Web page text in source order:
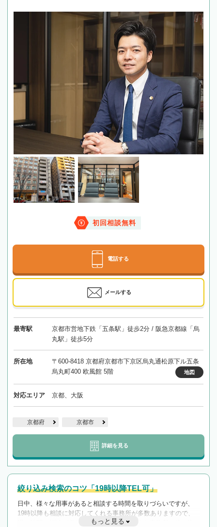
初回相談無料
電話する
メールする
最寄駅
京都市営地下鉄「五条駅」徒歩2分 / 阪急京都線「烏
丸駅」徒歩5分
所在地
〒600-8418 京都府京都市下京区烏丸通松原下ル五条
烏丸町400 欧風館 5階
地図
対応エリア 京都、大阪
京都府 京都市
詳細を見る
絞り込み検索のコツ「19時以降TEL可」
日中、様々な用事があると相談する時間を取りづらいですが、
19時以降も相談に対応してくれる事務所が多数ありますので、
遅い時間の相談が増えそうな場合はそのような事務所に絞り込
もっと見る